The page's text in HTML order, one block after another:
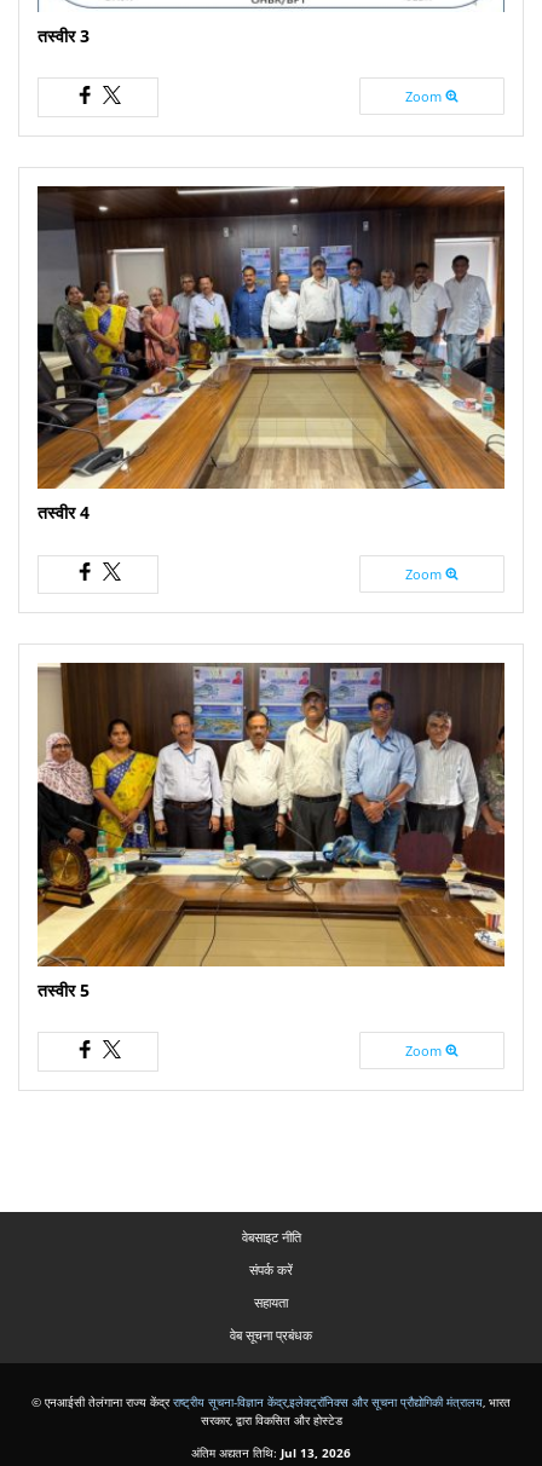
तस्वीर 3
Zoom
तस्वीर 4
Zoom
तस्वीर 5
Zoom
वेबसाइट नीति
संपर्क करें
सहायता
वेब सूचना प्रबंधक
© एनआईसी तेलंगाना राज्य केंद्रराष्ट्रीय सूचना-विज्ञान केंद्र,इलेक्ट्रॉनिक्स और सूचना प्रौद्योगिकी मंत्रालय , भारत
सरकार, द्वारा विकसित और होस्टेड
अंतिम अद्यतन तिथि: Jul 13, 2026